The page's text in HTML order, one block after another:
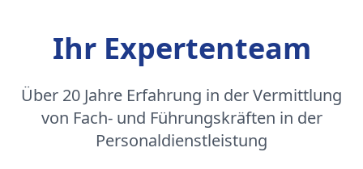
Ihr Expertenteam
Über 20 Jahre Erfahrung in der Vermittlung
von Fach- und Führungskräften in der
Personaldienstleistung